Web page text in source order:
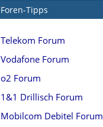
Foren-Tipps
Telekom Forum
Vodafone Forum
o2 Forum
1&1 Drillisch Forum
Mobilcom Debitel Forum